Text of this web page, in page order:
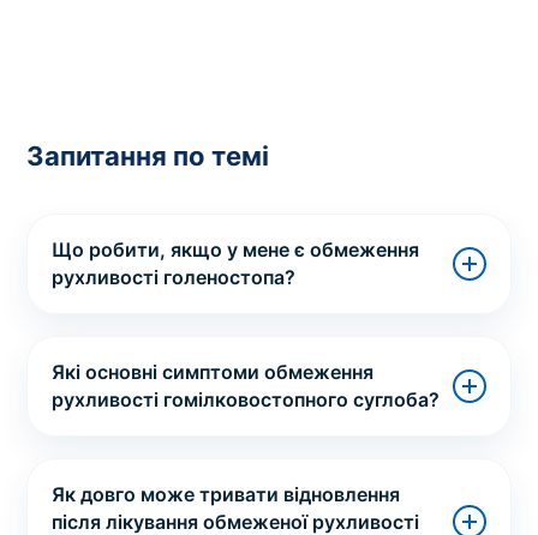
Запитання по темі
Що робити, якщо у мене є обмеження
рухливості голеностопа?
Які основні симптоми обмеження
рухливості гомілковостопного суглоба?
Як довго може тривати відновлення
після лікування обмеженої рухливості